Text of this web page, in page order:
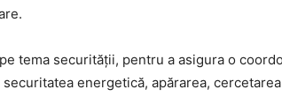
tema securității, pentru a asigura o
energetică, apărarea,